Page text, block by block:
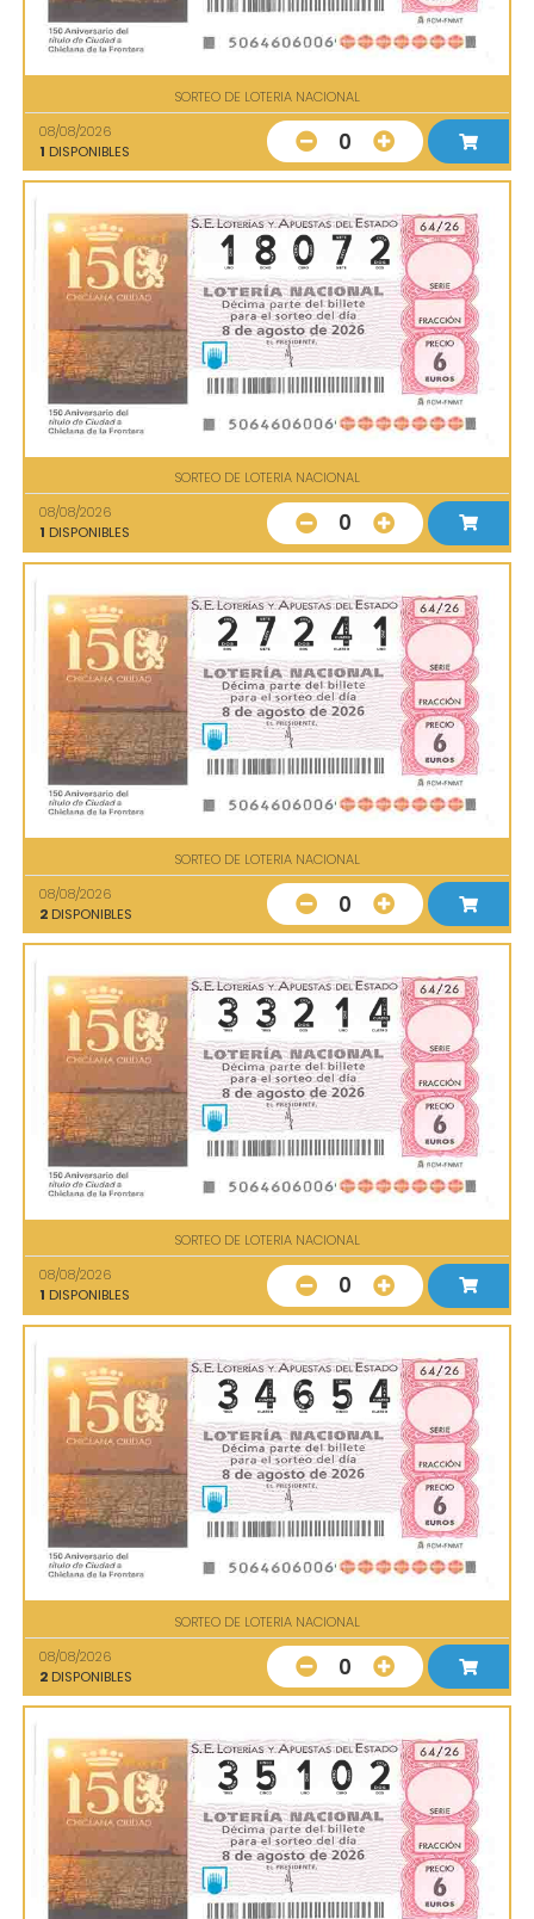
SORTEO DE LOTERIA NACIONAL
08/08/2026
1 DISPONIBLES 0
SORTEO DE LOTERIA NACIONAL
08/08/2026
1 DISPONIBLES 0
SORTEO DE LOTERIA NACIONAL
08/08/2026
2 DISPONIBLES 0
SORTEO DE LOTERIA NACIONAL
08/08/2026
1 DISPONIBLES 0
SORTEO DE LOTERIA NACIONAL
08/08/2026
2 DISPONIBLES 0